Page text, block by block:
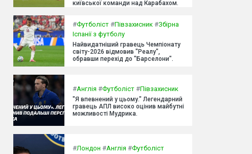
київської команди над Карабахом.
#Футболіст #Півзахисник #Збірна
Іспанії з футболу
Найвидатніший гравець Чемпіонату
світу-2026 відмовив "Реалу",
обравши перехід до "Барселони".
#Англія #Футболіст #Півзахисник
"Я впевнений у цьому." Легендарний
гравець АПЛ високо оцінив майбутні
можливості Мудрика.
#Лондон #Англія #Футболіст